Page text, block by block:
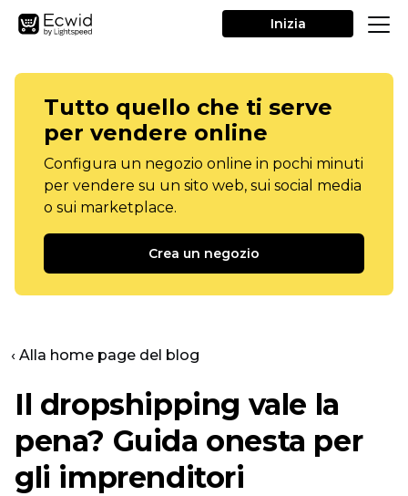
Inizia
Tutto quello che ti serve
per vendere online
Configura un negozio online in pochi minuti
per vendere su un sito web, sui social media
o sui marketplace.
Crea un negozio
‹ Alla home page del blog
Il dropshipping vale la
pena? Guida onesta per
gli imprenditori